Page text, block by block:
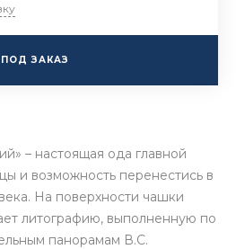
ПОД ЗАКАЗ
– настоящая ода главной
и возможность перенестись в
На поверхности чашки
литографию, выполненную по
панорамам В.С.